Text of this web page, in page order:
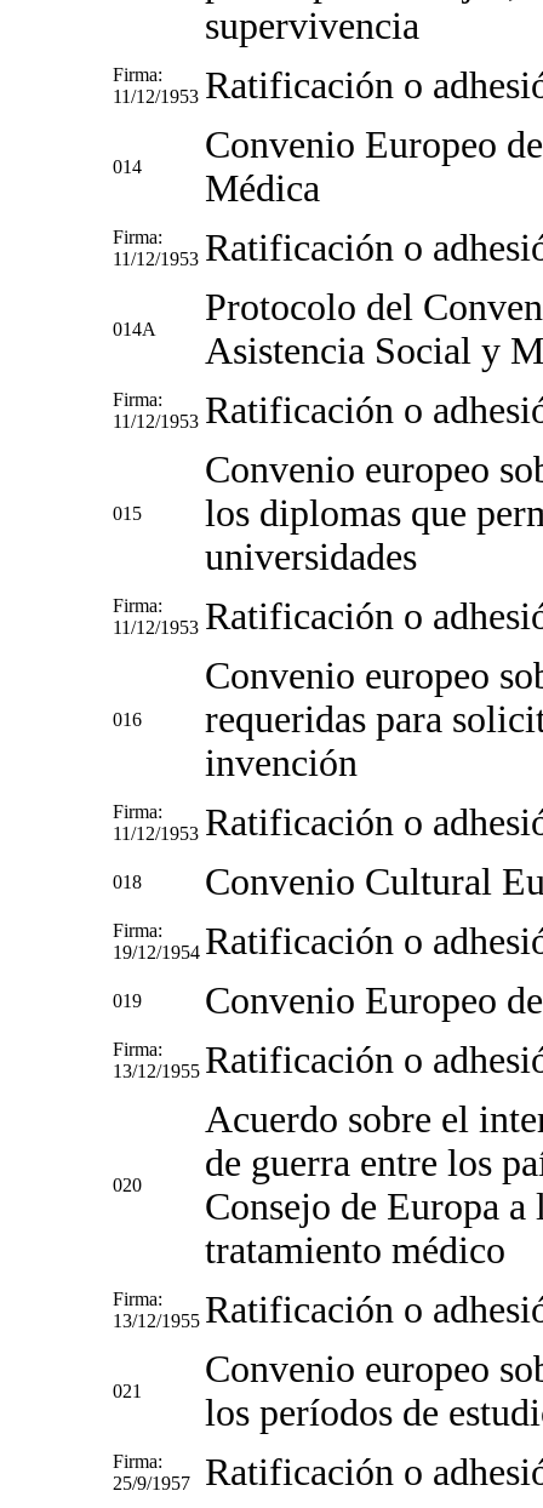
supervivencia
Firma:
11/12/1953 Ratificación o
014
Convenio Europeo
Médica
Firma:
11/12/1953 Ratificación o
014A
Protocolo del
Asistencia Social y
Firma:
11/12/1953 Ratificación o
015
Convenio europeo
los diplomas que
universidades
Firma:
11/12/1953 Ratificación o
016
Convenio europeo
requeridas para
invención
Firma:
11/12/1953 Ratificación o
018 Convenio Cultural
Firma:
19/12/1954 Ratificación o
019 Convenio Europeo
Firma:
13/12/1955 Ratificación o
020
Acuerdo sobre el
de guerra entre los
Consejo de Europa a
tratamiento médico
Firma:
13/12/1955 Ratificación o
021
Convenio europeo
los períodos de
Firma:
25/9/1957
Ratificación o